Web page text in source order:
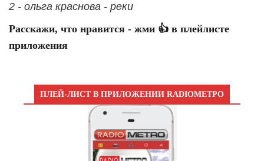
2 - ольга краснова - реки
Расскажи, что нравится - жми 👍 в плейлисте
приложения
ПЛЕЙ-ЛИСТ В ПРИЛОЖЕНИИ RADIOМЕТРО